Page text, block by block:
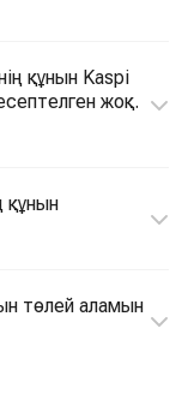
құнын Kaspi
жоқ.
құнын
төлей аламын